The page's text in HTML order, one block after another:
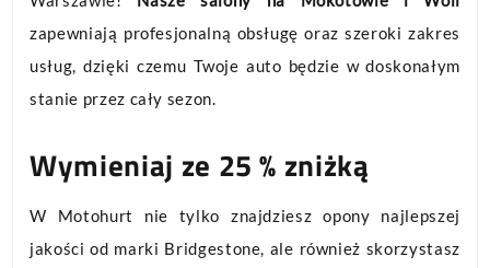
zapewniają profesjonalną obsługę oraz szeroki zakres
usług, dzięki czemu Twoje auto będzie w doskonałym
stanie przez cały sezon.
Wymieniaj ze 25 % zniżką
W Motohurt nie tylko znajdziesz opony najlepszej
jakości od marki Bridgestone, ale również skorzystasz